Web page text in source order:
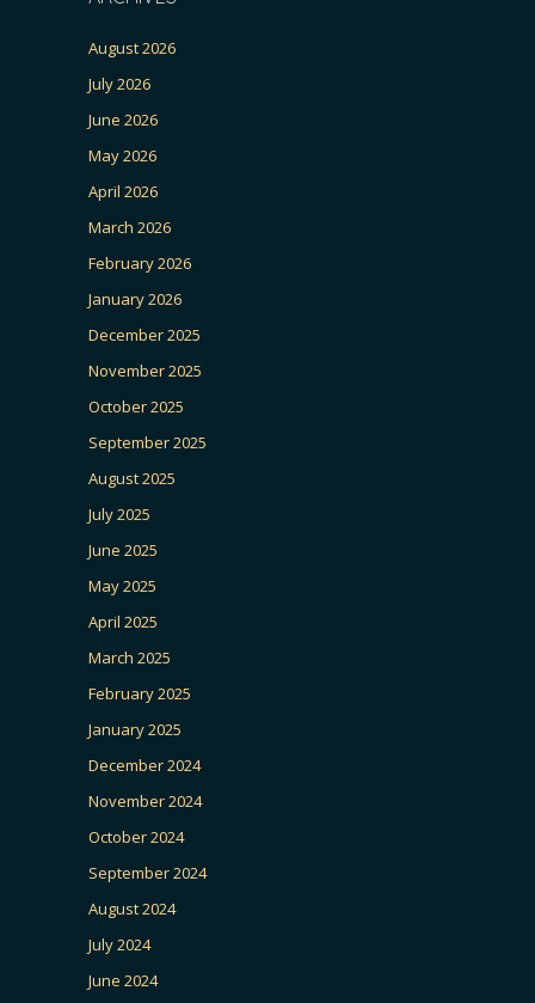
August 2026
July 2026
June 2026
May 2026
April 2026
March 2026
February 2026
January 2026
December 2025
November 2025
October 2025
September 2025
August 2025
July 2025
June 2025
May 2025
April 2025
March 2025
February 2025
January 2025
December 2024
November 2024
October 2024
September 2024
August 2024
July 2024
June 2024